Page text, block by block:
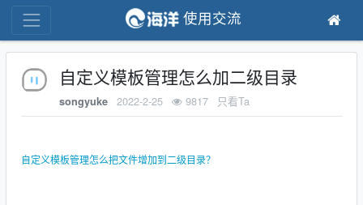
使用交流
自定义模板管理怎么加二级目录
songyuke 2022-2-25 9817 只看Ta
自定义模板管理怎么把文件增加到二级目录？